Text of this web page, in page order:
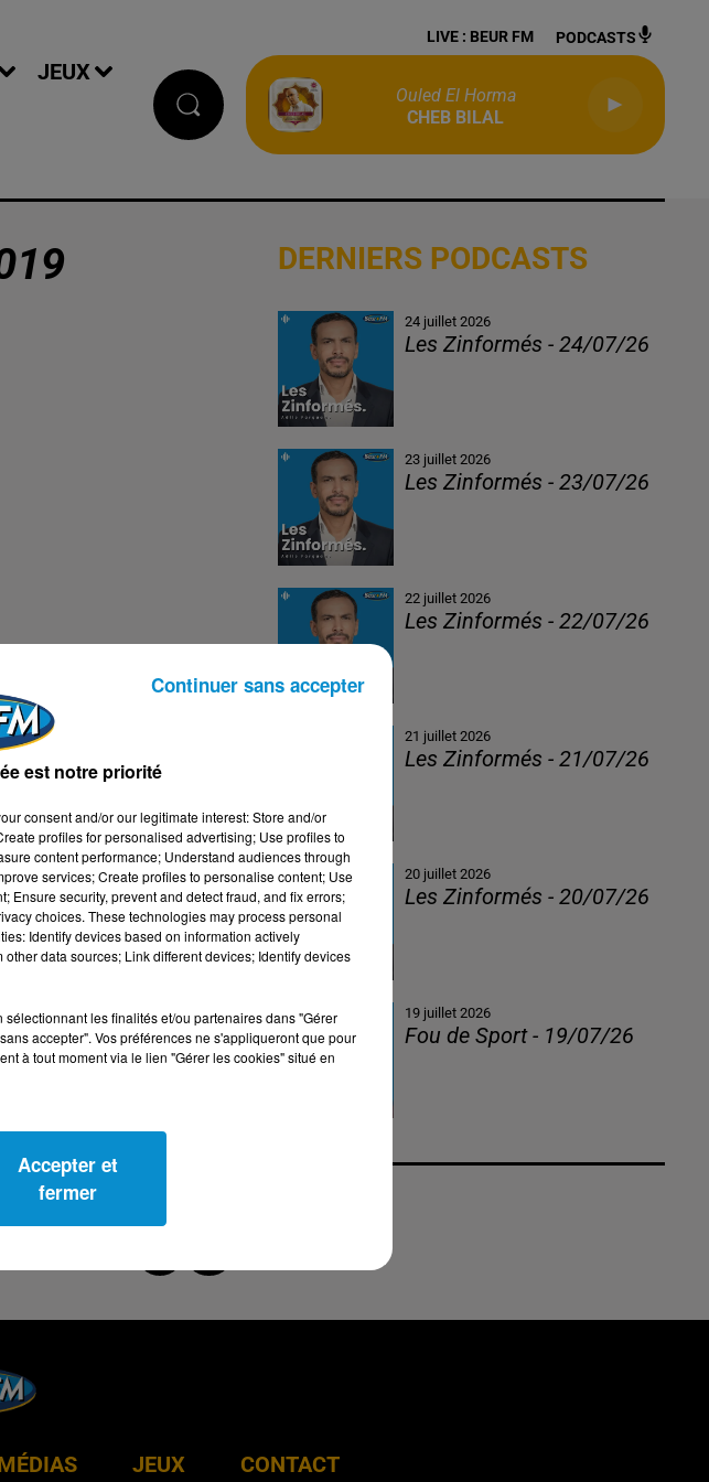
JEUX
LIVE : BEUR FM PODCASTS
Ouled El Horma
CHEB BILAL
DERNIERS PODCASTS
24 juillet 2026
Les Zinformés - 24/07/26
23 juillet 2026
Les Zinformés - 23/07/26
22 juillet 2026
Les Zinformés - 22/07/26
21 juillet 2026
Les Zinformés - 21/07/26
20 juillet 2026
Les Zinformés - 20/07/26
19 juillet 2026
Fou de Sport - 19/07/26
JEUX CONTACT
est notre priorité
consent and/or our legitimate interest: Store and/or
profiles for personalised advertising; Use profiles to
content performance; Understand audiences through
services; Create profiles to personalise content; Use
Ensure security, prevent and detect fraud, and fix errors;
choices. These technologies may process personal
Identify devices based on information actively
data sources; Link different devices; Identify devices
les finalités et/ou partenaires dans "Gérer
accepter". Vos préférences ne s'appliqueront que pour
à tout moment via le lien "Gérer les cookies" situé en
Accepter et
fermer
Continuer sans accepter